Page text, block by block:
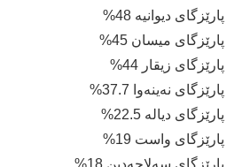
پارێزگای دیوانیە 48%
پارێزگای میسان 45%
پارێزگای زیقار 44%
پارێزگای نەینەوا 37.7%
پارێزگای دیالە 22.5%
پارێزگای واست 19%